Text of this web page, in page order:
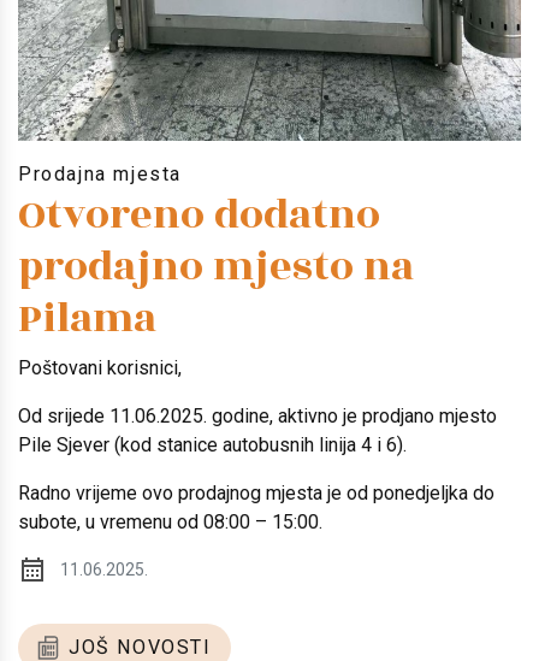
Prodajna mjesta
Otvoreno dodatno
prodajno mjesto na
Pilama
Poštovani korisnici,
Od srijede 11.06.2025. godine, aktivno je prodjano mjesto
Pile Sjever (kod stanice autobusnih linija 4 i 6).
Radno vrijeme ovo prodajnog mjesta je od ponedjeljka do
subote, u vremenu od 08:00 – 15:00.
11.06.2025.
JOŠ NOVOSTI